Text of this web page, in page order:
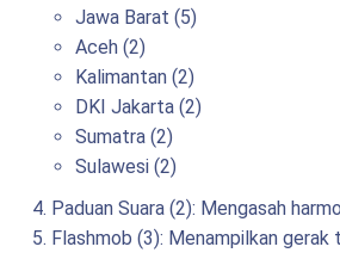
Jawa Barat (5)
Aceh (2)
Kalimantan (2)
DKI Jakarta (2)
Sumatra (2)
Sulawesi (2)
Paduan Suara (2): Mengasah
Flashmob (3): Menampilkan